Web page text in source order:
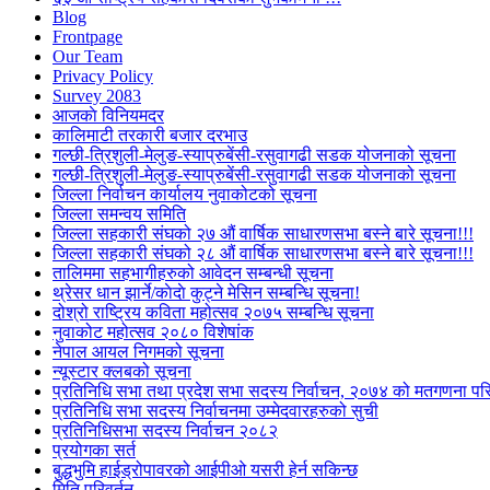
Blog
Frontpage
Our Team
Privacy Policy
Survey 2083
आजकाे विनियमदर
कालिमाटी तरकारी बजार दरभाउ
गल्छी-त्रिशुली-मेलुङ-स्याप्रुबेंसी-रसुवागढी सडक योजनाको सूचना
गल्छी-त्रिशुली-मेलुङ-स्याप्रुबेंसी-रसुवागढी सडक योजनाको सूचना
जिल्ला निर्वाचन कार्यालय नुवाकोटको सूचना
जिल्ला समन्वय समिति
जिल्ला सहकारी संघको २७ औं वार्षिक साधारणसभा बस्ने बारे सूचना!!!
जिल्ला सहकारी संघको २८ औं वार्षिक साधारणसभा बस्ने बारे सूचना!!!
तालिममा सहभागीहरुको आवेदन सम्बन्धी सूचना
थ्रेसर धान झार्ने/काेदाे कुट्ने मेसिन सम्बन्धि सूचना!
दोश्रो राष्ट्रिय कविता महोत्सव २०७५ सम्बन्धि सूचना
नुवाकोट महोत्सव २०८० विशेषांक
नेपाल आयल निगमको सूचना
न्यूस्टार क्लबको सूचना
प्रतिनिधि सभा तथा प्रदेश सभा सदस्य निर्वाचन, २०७४ को मतगणना
प्रतिनिधि सभा सदस्य निर्वाचनमा उम्मेदवारहरुको सुची
प्रतिनिधिसभा सदस्य निर्वाचन २०८२
प्रयोगका सर्त
बुद्धभुमि हाईड्रोपावरको आईपीओ यसरी हेर्न सकिन्छ